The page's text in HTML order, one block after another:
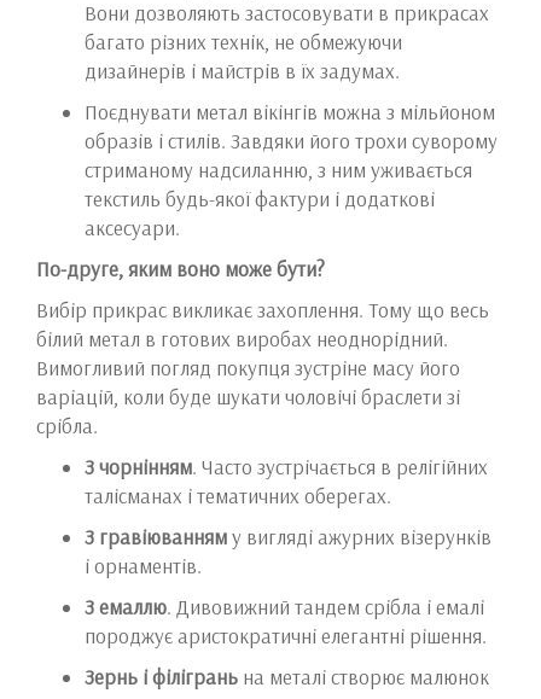
Вони дозволяють застосовувати в прикрасах
багато різних технік, не обмежуючи
дизайнерів і майстрів в їх задумах.
Поєднувати метал вікінгів можна з мільйоном
образів і стилів. Завдяки його трохи суворому
стриманому надсиланню, з ним уживається
текстиль будь-якої фактури і додаткові
аксесуари.
По-друге, яким воно може бути?
Вибір прикрас викликає захоплення. Тому що весь
білий метал в готових виробах неоднорідний.
Вимогливий погляд покупця зустріне масу його
варіацій, коли буде шукати чоловічі браслети зі
срібла.
З чорнінням. Часто зустрічається в релігійних
талісманах і тематичних оберегах.
З гравіюванняму вигляді ажурних візерунків
і орнаментів.
З емаллю. Дивовижний тандем срібла і емалі
породжує аристократичні елегантні рішення.
Зернь і філігрань на металі створює малюнок